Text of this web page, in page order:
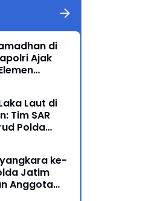
di
Ajak
Presiden
Laut di
Tim SAR
Polda
di
Lekok
ke-
Jatim
Anggota